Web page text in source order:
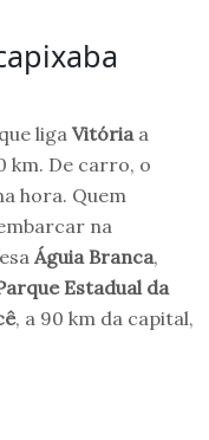
liga Vitória a
km. De carro, o
hora. Quem
na
Águia Branca,
Estadual da
, a 90 km da capital,